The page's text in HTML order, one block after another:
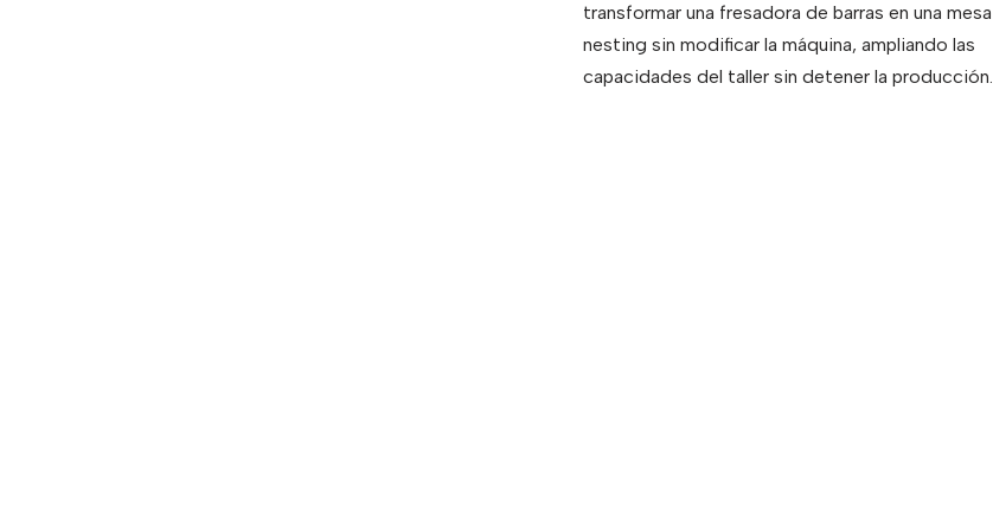
transformar una fresadora de barras en una mesa
nesting sin modificar la máquina, ampliando las
capacidades del taller sin detener la producción.